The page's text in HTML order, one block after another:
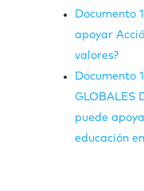
Documento
apoyar
valores?
Documento
GLOBALES
puede
educación